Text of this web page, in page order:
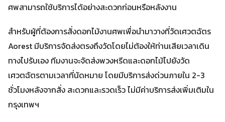
ศพสามารถใช้บริการได้อย่างสะดวกก่อนหรือหลังงาน
สำหรับผู้ที่ต้องการสั่งดอกไม้งานศพเพื่อนำมาวางที่วัดเศวตฉัตร
Aorest มีบริการจัดส่งตรงถึงวัดโดยไม่ต้องให้ท่านเสียเวลาเดิน
ทางไปรับเอง ทีมงานจะจัดส่งพวงหรีดและดอกไม้ไปยังวัด
เศวตฉัตรตามเวลาที่นัดหมาย โดยมีบริการส่งด่วนภายใน 2-3
ชั่วโมงหลังจากสั่ง สะดวกและรวดเร็ว ไม่มีค่าบริการส่งเพิ่มเติมใน
กรุงเทพฯ